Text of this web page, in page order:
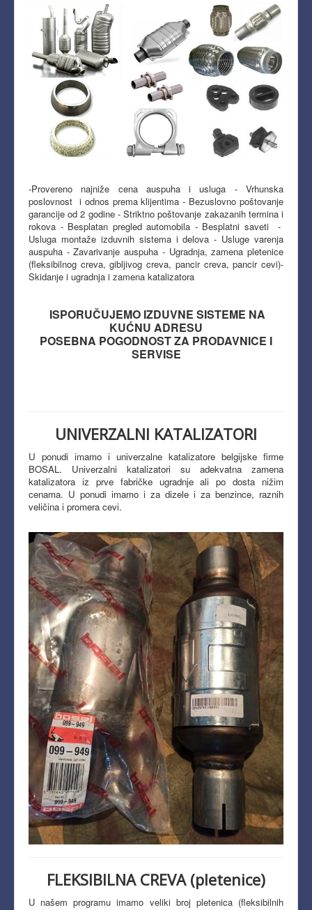
-Provereno najniže cena auspuha i usluga - Vrhunska
poslovnost i odnos prema klijentima - Bezuslovno poštovanje
garancije od 2 godine - Striktno poštovanje zakazanih termina i
rokova - Besplatan pregled automobila - Besplatni saveti -
Usluga montaže izduvnih sistema i delova - Usluge varenja
auspuha - Zavarivanje auspuha - Ugradnja, zamena pletenice
(fleksibilnog creva, gibljivog creva, pancir creva, pancir cevi)-
Skidanje i ugradnja i zamena katalizatora
ISPORUČUJEMO IZDUVNE SISTEME NA
KUĆNU ADRESU
POSEBNA POGODNOST ZA PRODAVNICE I
SERVISE
UNIVERZALNI KATALIZATORI
U ponudi imamo i univerzalne katalizatore belgijske firme
BOSAL. Univerzalni katalizatori su adekvatna zamena
katalizatora iz prve fabričke ugradnje ali po dosta nižim
cenama. U ponudi imamo i za dizele i za benzince, raznih
veličina i promera cevi.
FLEKSIBILNA CREVA (pletenice)
U našem programu imamo veliki broj pletenica (fleksibilnih